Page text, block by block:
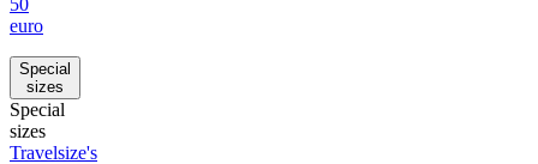
euro
Special
sizes
Special
sizes
Travelsize's